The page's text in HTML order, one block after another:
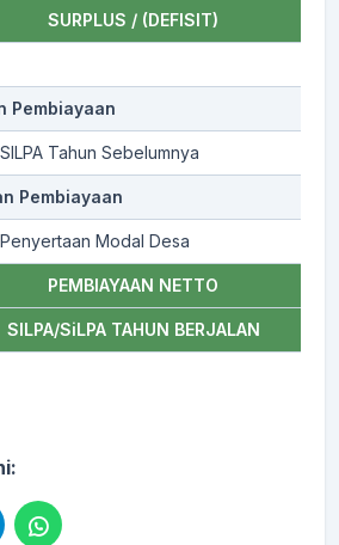
SURPLUS / (DEFISIT)
Pembiayaan
SILPA Tahun Sebelumnya
Pembiayaan
Penyertaan Modal Desa
PEMBIAYAAN NETTO
SILPA/SiLPA TAHUN BERJALAN